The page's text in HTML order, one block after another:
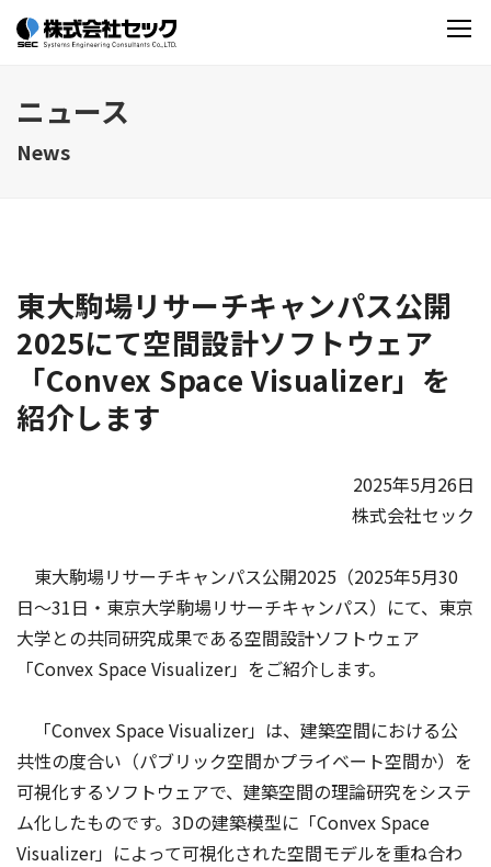
ニュース
News
東大駒場リサーチキャンパス公開
2025にて空間設計ソフトウェア
「Convex Space Visualizer」を
紹介します
2025年5月26日
株式会社セック
東大駒場リサーチキャンパス公開2025（2025年5月30
日～31日・東京大学駒場リサーチキャンパス）にて、東京
大学との共同研究成果である空間設計ソフトウェア
「Convex Space Visualizer」をご紹介します。
「Convex Space Visualizer」は、建築空間における公
共性の度合い（パブリック空間かプライベート空間か）を
可視化するソフトウェアで、建築空間の理論研究をシステ
ム化したものです。3Dの建築模型に「Convex Space
Visualizer」によって可視化された空間モデルを重ね合わ